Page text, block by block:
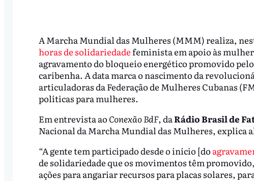
A Marcha Mundial das Mulheres (MMM) realiza,
horas de solidariedade feminista em apoio às
agravamento do bloqueio energético promovido
caribenha. A data marca o nascimento da
articuladoras da Federação de Mulheres Cubanas
políticas para mulheres.
Em entrevista ao Conexão BdF, daRádio Brasil de
Nacional da Marcha Mundial das Mulheres, explica
“A gente tem participado desde o início [do
de solidariedade que os movimentos têm
ações para angariar recursos para placas solares,